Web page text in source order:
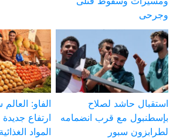
وجرحى
استقبال حاشد لصلاح
بإسطنبول مع قرب انضمامه
لطرابزون سبور
الفاو:
ارتفاع
المواد الغذائية